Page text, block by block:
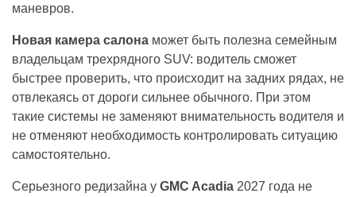
маневров.
Новая камера салона может быть полезна семейным
владельцам трехрядного SUV: водитель сможет
быстрее проверить, что происходит на задних рядах, не
отвлекаясь от дороги сильнее обычного. При этом
такие системы не заменяют внимательность водителя и
не отменяют необходимость контролировать ситуацию
самостоятельно.
Серьезного редизайна у GMC Acadia 2027 года не